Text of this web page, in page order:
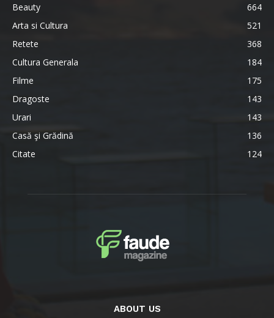
Beauty
664
Arta si Cultura
521
Retete
368
Cultura Generala
184
Filme
175
Dragoste
143
Urari
143
Casă şi Grădină
136
Citate
124
ABOUT US